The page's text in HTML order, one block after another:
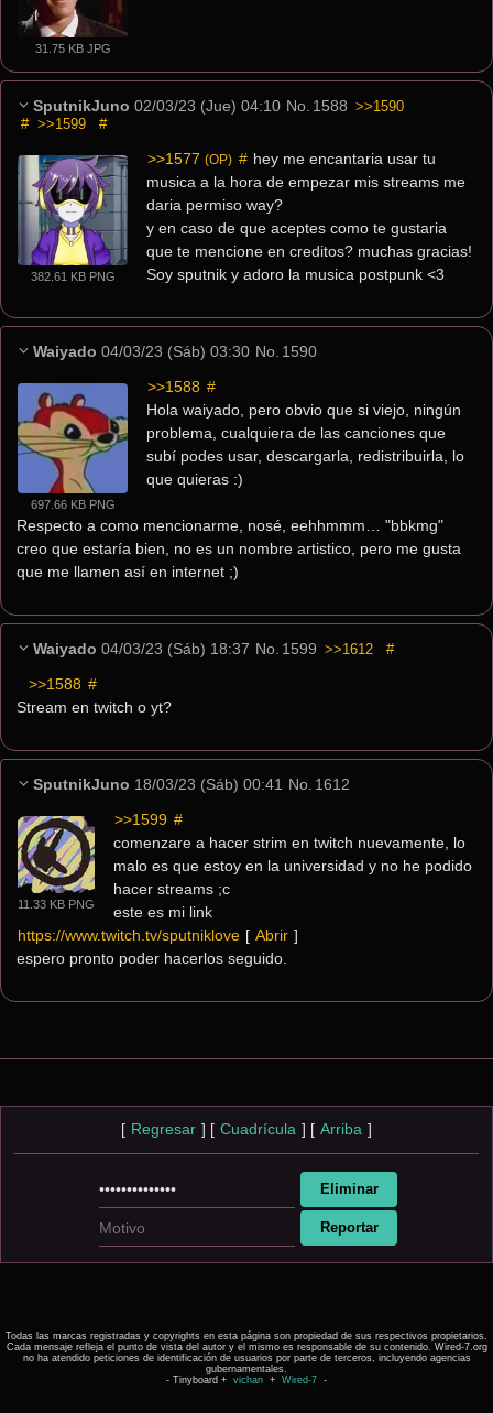
31.75 KB JPG
SputnikJuno 02/03/23 (Jue) 04:10 No. 1588 >>1590
# >>1599 #
382.61 KB PNG
>>1577 (OP) # hey me encantaria usar tu
musica a la hora de empezar mis streams me
daria permiso way?
y en caso de que aceptes como te gustaria
que te mencione en creditos? muchas gracias!
Soy sputnik y adoro la musica postpunk <3
Waiyado 04/03/23 (Sáb) 03:30 No. 1590
697.66 KB PNG
>>1588 #
Hola waiyado, pero obvio que si viejo, ningún
problema, cualquiera de las canciones que
subí podes usar, descargarla, redistribuirla, lo
que quieras :)
Respecto a como mencionarme, nosé, eehhmmm… "bbkmg"
creo que estaría bien, no es un nombre artistico, pero me gusta
que me llamen así en internet ;)
Waiyado 04/03/23 (Sáb) 18:37 No. 1599 >>1612 #
>>1588 #
Stream en twitch o yt?
SputnikJuno 18/03/23 (Sáb) 00:41 No. 1612
11.33 KB PNG
>>1599 #
comenzare a hacer strim en twitch nuevamente, lo
malo es que estoy en la universidad y no he podido
hacer streams ;c
este es mi link
https://www.twitch.tv/sputniklove [ Abrir ]
espero pronto poder hacerlos seguido.
[ Regresar ] [ Cuadrícula ] [ Arriba ]
Todas las marcas registradas y copyrights en esta página son propiedad de sus respectivos propietarios.
Cada mensaje refleja el punto de vista del autor y el mismo es responsable de su contenido. Wired-7.org
no ha atendido peticiones de identificación de usuarios por parte de terceros, incluyendo agencias
gubernamentales.
- Tinyboard + vichan + Wired-7 -